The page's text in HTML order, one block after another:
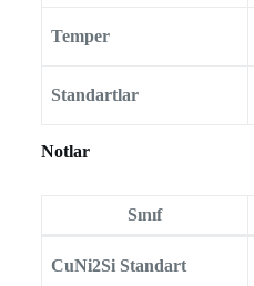
Temper
Standartlar
Notlar
Sınıf
CuNi2Si Standart